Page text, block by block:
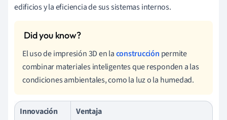
edificios y la eficiencia de sus sistemas internos.
El uso de impresión 3D en laconstrucción permite
combinar materiales inteligentes que responden a las
condiciones ambientales, como la luz o la humedad.
Innovación
Ventaja